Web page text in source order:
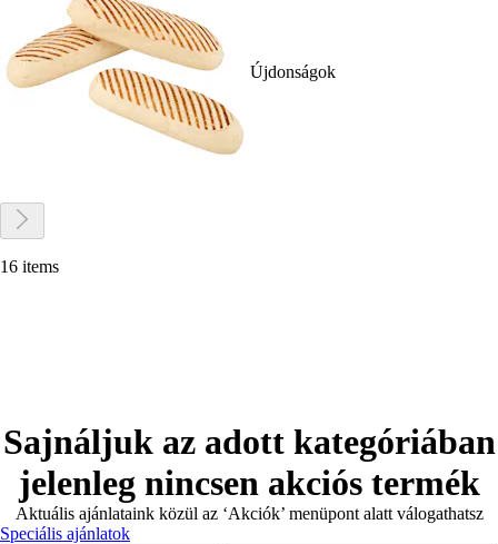
Újdonságok
16 items
Sajnáljuk az adott kategóriában
jelenleg nincsen akciós termék
Aktuális ajánlataink közül az ‘Akciók’ menüpont alatt válogathatsz
Speciális ajánlatok